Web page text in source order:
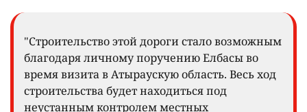
"Строительство этой дороги стало возможным
благодаря личному поручению Елбасы во
время визита в Атыраускую область. Весь ход
строительства будет находиться под
неустанным контролем местных